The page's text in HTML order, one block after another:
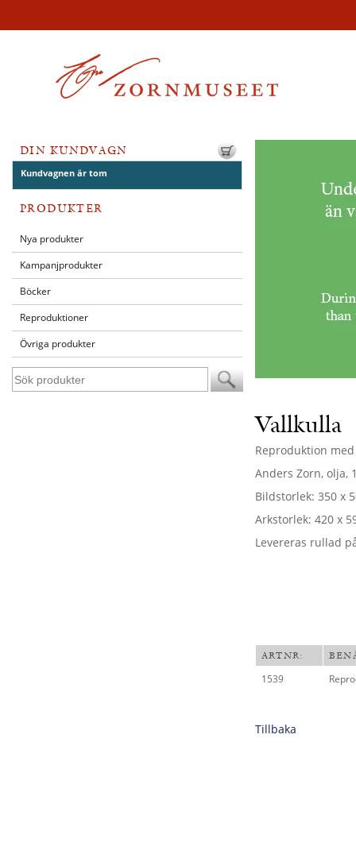
DIN KUNDVAGN
Kundvagnen är tom
PRODUKTER
Nya produkter
Kampanjprodukter
Böcker
Reproduktioner
Övriga produkter
Vallkulla
Reproduktion
Anders Zorn, olja,
Bildstorlek: 350 x
Arkstorlek: 420 x
Levereras rullad
ARTNR:
1539
Tillbaka